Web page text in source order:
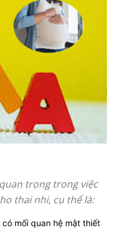
trọng trong việc
thai nhi, cụ thể là:
mối quan hệ mật thiết